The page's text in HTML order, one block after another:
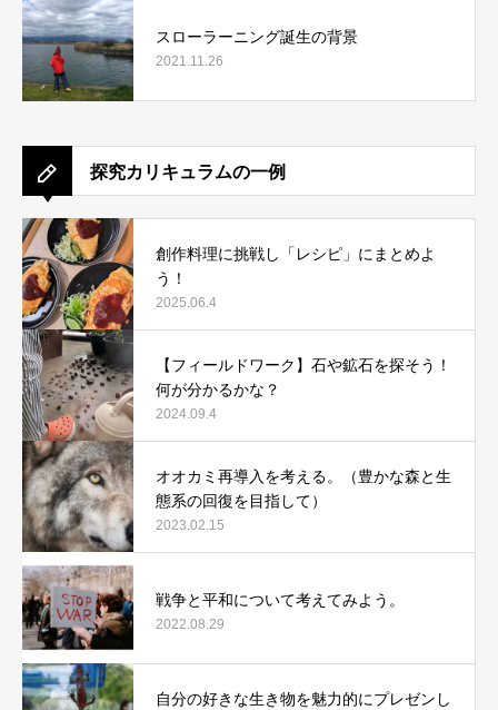
スローラーニング誕生の背景
2021.11.26
探究カリキュラムの一例
創作料理に挑戦し「レシピ」にまとめよ
う！
2025.06.4
【フィールドワーク】石や鉱石を探そう！
何が分かるかな？
2024.09.4
オオカミ再導入を考える。（豊かな森と生
態系の回復を目指して）
2023.02.15
戦争と平和について考えてみよう。
2022.08.29
自分の好きな生き物を魅力的にプレゼンし